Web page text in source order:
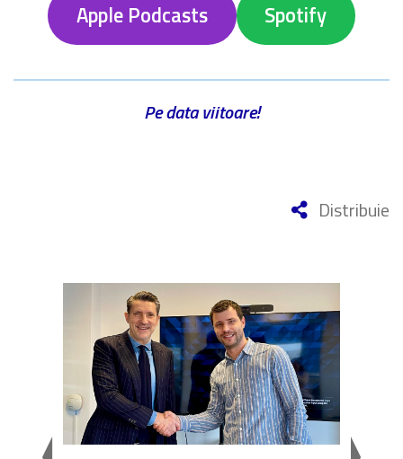
Apple Podcasts Spotify
Pe data viitoare!
Distribuie